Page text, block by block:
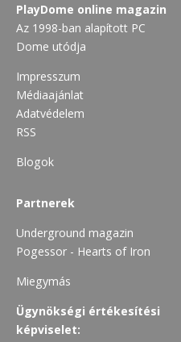
PlayDome online magazin
Az 1998-ban alapított PC
Dome utódja
Impresszum
Médiaajánlat
Adatvédelem
RSS
Blogok
Partnerek
Underground magazin
Pogessor - Hearts of Iron
Miegymás
Ügynökségi értékesítési
képviselet: